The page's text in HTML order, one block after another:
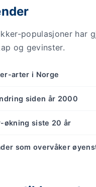
populasjoner har
og gevinster.
arter i Norge
siden år 2000
økning siste 20 år
som overvåker